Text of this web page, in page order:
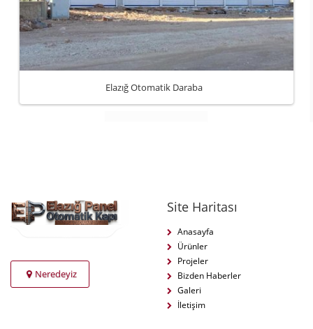
Elazığ Otomatik Daraba
Neredeyiz
Site Haritası
Anasayfa
Ürünler
Projeler
Bizden Haberler
Galeri
İletişim